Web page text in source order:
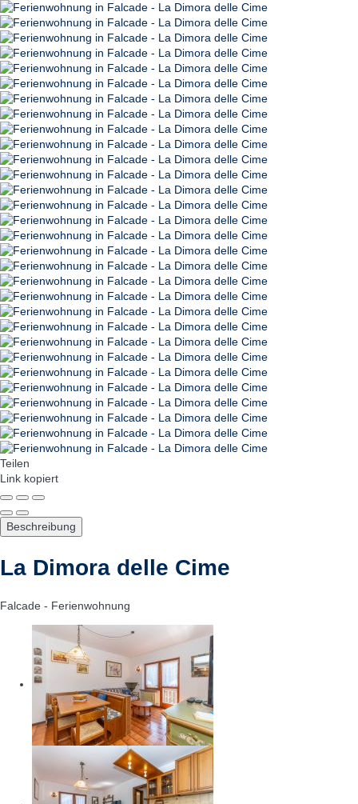
Teilen
Link kopiert
Beschreibung
La Dimora delle Cime
Falcade - Ferienwohnung